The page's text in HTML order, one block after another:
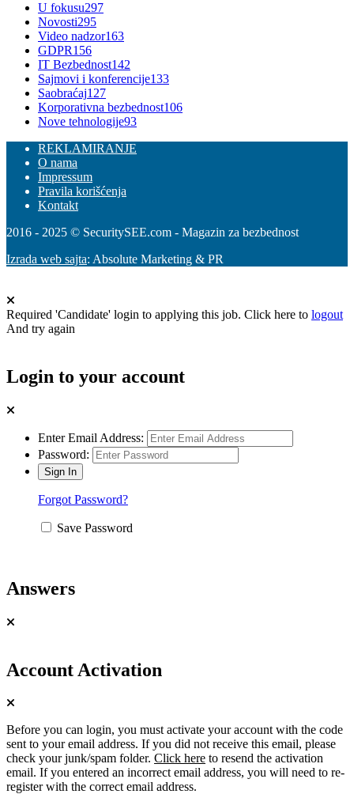
U fokusu297
Novosti295
Video nadzor163
GDPR156
IT Bezbednost142
Sajmovi i konferencije133
Saobraćaj127
Korporativna bezbednost106
Nove tehnologije93
REKLAMIRANJE
O nama
Impressum
Pravila korišćenja
Kontakt
2016 - 2025 © SecuritySEE.com - Magazin za bezbednost
Izrada web sajta: Absolute Marketing & PR
Required 'Candidate' login to applying this job. Click here to logout
And try again
Login to your account
Enter Email Address:
Password:
Forgot Password?
Save Password
Answers
Account Activation
Before you can login, you must activate your account with the code
sent to your email address. If you did not receive this email, please
check your junk/spam folder. Click here to resend the activation
email. If you entered an incorrect email address, you will need to re-
register with the correct email address.